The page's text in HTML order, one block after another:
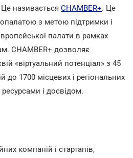
називається CHAMBER+. Це
з метою підтримки і
палати в рамках
CHAMBER+ дозволяє
«віртуальний потенціал» з 45
до 1700 місцевих і регіональних
і досвідом.
компаній і стартапів,